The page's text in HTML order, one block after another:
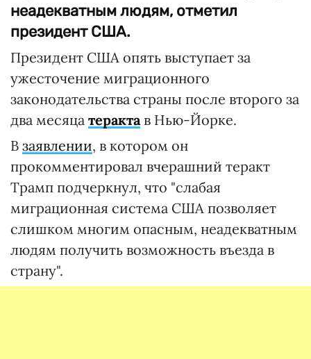
неадекватным людям, отметил
президент США.
Президент США опять выступает за
ужесточение миграционного
законодательства страны после второго за
два месяца терактав Нью-Йорке.
В заявлении, в котором он
прокомментировал вчерашний теракт
Трамп подчеркнул, что "слабая
миграционная система США позволяет
слишком многим опасным, неадекватным
людям получить возможность въезда в
страну".